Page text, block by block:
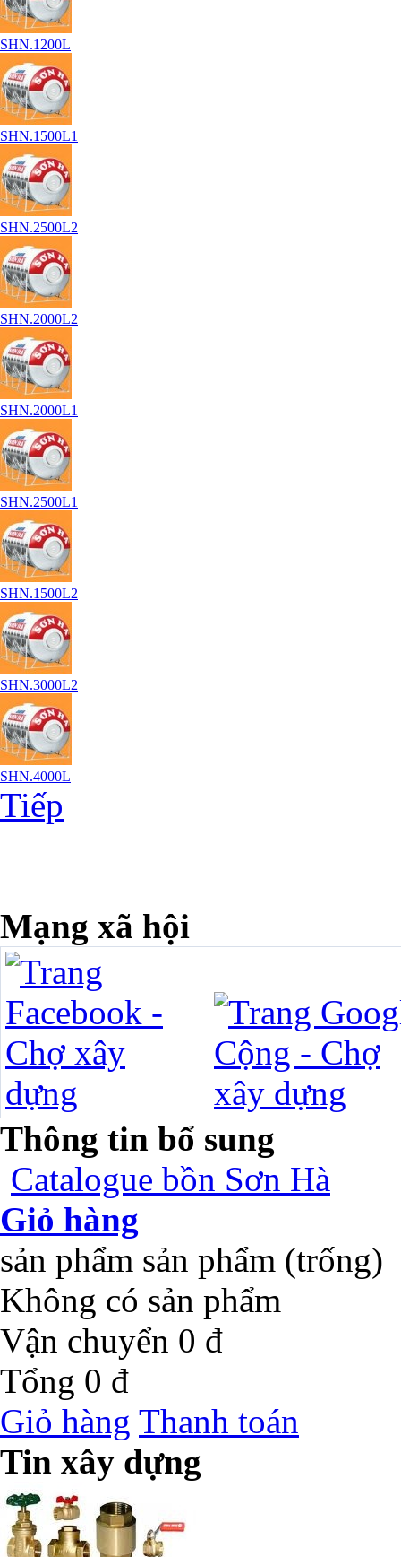
SHN.1200L
SHN.1500L1
SHN.2500L2
SHN.2000L2
SHN.2000L1
SHN.2500L1
SHN.1500L2
SHN.3000L2
SHN.4000L
Tiếp
Mạng xã hội
Thông tin bổ sung
Catalogue bồn Sơn Hà
Giỏ hàng
sản phẩm sản phẩm (trống)
Không có sản phẩm
Vận chuyển 0 đ
Tổng 0 đ
Giỏ hàng Thanh toán
Tin xây dựng